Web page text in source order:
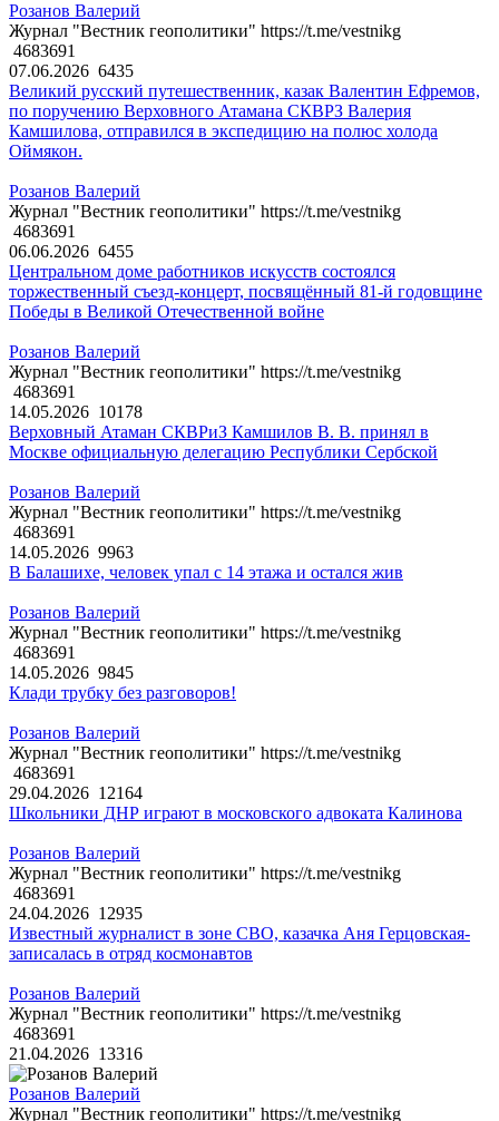
Розанов Валерий
Журнал "Вестник геополитики" https://t.me/vestnikg
4683691
07.06.2026 6435
Великий русский путешественник, казак Валентин Ефремов,
по поручению Верховного Атамана СКВРЗ Валерия
Камшилова, отправился в экспедицию на полюс холода
Оймякон.
Розанов Валерий
Журнал "Вестник геополитики" https://t.me/vestnikg
4683691
06.06.2026 6455
Центральном доме работников искусств состоялся
торжественный съезд-концерт, посвящённый 81-й годовщине
Победы в Великой Отечественной войне
Розанов Валерий
Журнал "Вестник геополитики" https://t.me/vestnikg
4683691
14.05.2026 10178
Верховный Атаман СКВРиЗ Камшилов В. В. принял в
Москве официальную делегацию Республики Сербской
Розанов Валерий
Журнал "Вестник геополитики" https://t.me/vestnikg
4683691
14.05.2026 9963
В Балашихе, человек упал с 14 этажа и остался жив
Розанов Валерий
Журнал "Вестник геополитики" https://t.me/vestnikg
4683691
14.05.2026 9845
Клади трубку без разговоров!
Розанов Валерий
Журнал "Вестник геополитики" https://t.me/vestnikg
4683691
29.04.2026 12164
Школьники ДНР играют в московского адвоката Калинова
Розанов Валерий
Журнал "Вестник геополитики" https://t.me/vestnikg
4683691
24.04.2026 12935
Известный журналист в зоне СВО, казачка Аня Герцовская-
записалась в отряд космонавтов
Розанов Валерий
Журнал "Вестник геополитики" https://t.me/vestnikg
4683691
21.04.2026 13316
Розанов Валерий
Журнал "Вестник геополитики" https://t.me/vestnikg